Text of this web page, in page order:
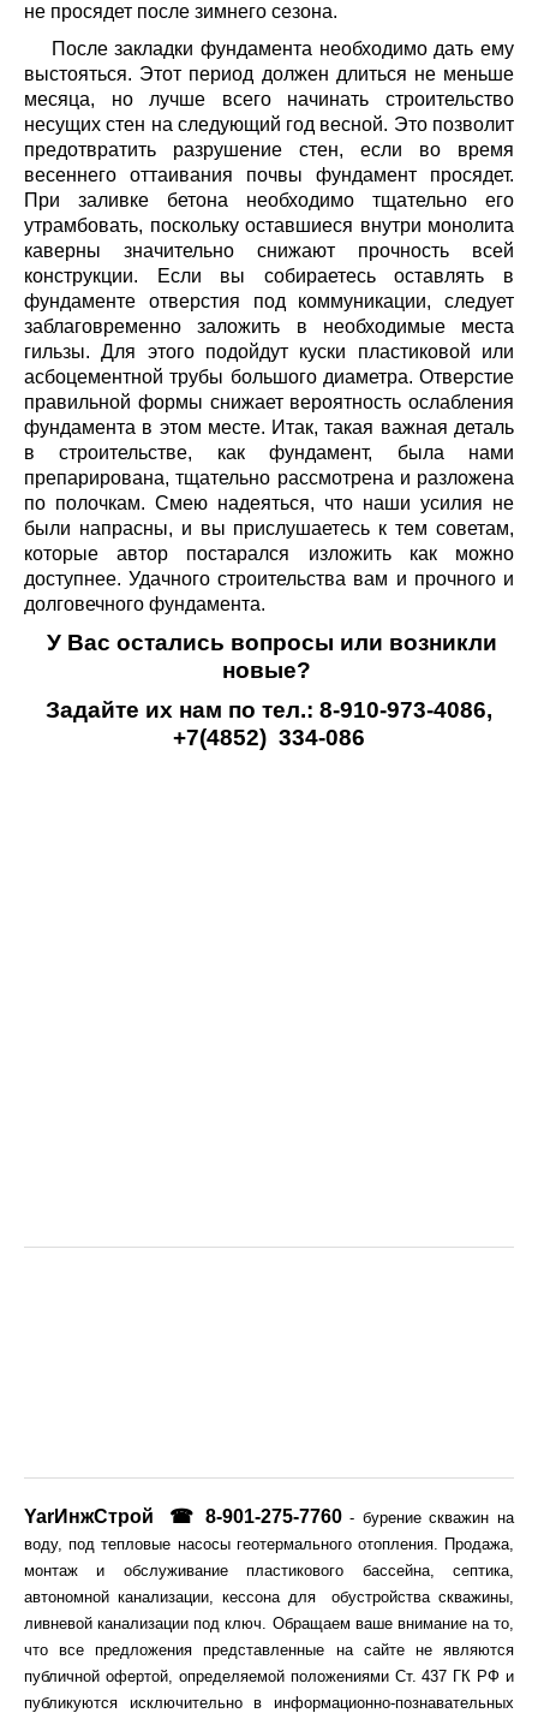
не просядет после зимнего сезона.
После закладки фундамента необходимо дать ему
выстояться. Этот период должен длиться не меньше
месяца, но лучше всего начинать строительство
несущих стен на следующий год весной. Это позволит
предотвратить разрушение стен, если во время
весеннего оттаивания почвы фундамент просядет.
При заливке бетона необходимо тщательно его
утрамбовать, поскольку оставшиеся внутри монолита
каверны значительно снижают прочность всей
конструкции. Если вы собираетесь оставлять в
фундаменте отверстия под коммуникации, следует
заблаговременно заложить в необходимые места
гильзы. Для этого подойдут куски пластиковой или
асбоцементной трубы большого диаметра. Отверстие
правильной формы снижает вероятность ослабления
фундамента в этом месте. Итак, такая важная деталь
в строительстве, как фундамент, была нами
препарирована, тщательно рассмотрена и разложена
по полочкам. Смею надеяться, что наши усилия не
были напрасны, и вы прислушаетесь к тем советам,
которые автор постарался изложить как можно
доступнее. Удачного строительства вам и прочного и
долговечного фундамента.
У Вас остались вопросы или возникли
новые?
Задайте их нам по тел.: 8-910-973-4086,
+7(4852) 334-086
YarИнжСтрой ☎ 8-901-275-7760 - бурение скважин на
воду, под тепловые насосы геотермального отопления. Продажа,
монтаж и обслуживание пластикового бассейна, септика,
автономной канализации, кессона для обустройства скважины,
ливневой канализации под ключ. Обращаем ваше внимание на то,
что все предложения представленные на сайте не являются
публичной офертой, определяемой положениями Ст. 437 ГК РФ и
публикуются исключительно в информационно-познавательных